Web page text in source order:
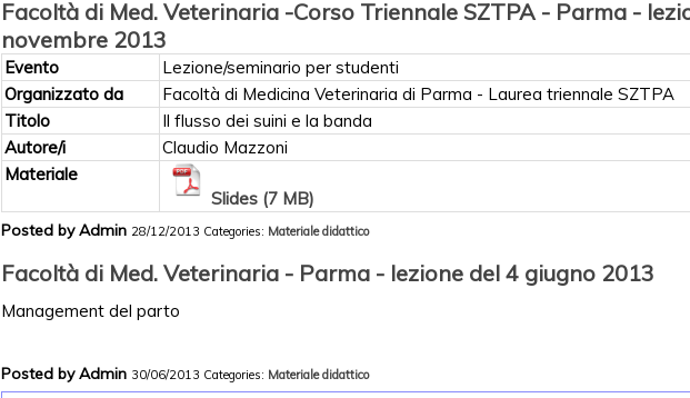
Facoltà di Med. Veterinaria -Corso Triennale SZTPA - Parma -
novembre 2013
Evento
Lezione/seminario per studenti
Organizzato da
Facoltà di Medicina Veterinaria di Parma - Laurea triennale SZTPA
Titolo
Il flusso dei suini e la banda
Autore/i
Claudio Mazzoni
Materiale
Slides (7 MB)
Posted by Admin 28/12/2013 Categories: Materiale didattico
Facoltà di Med. Veterinaria - Parma - lezione del 4 giugno 2013
Management del parto
Posted by Admin 30/06/2013 Categories: Materiale didattico